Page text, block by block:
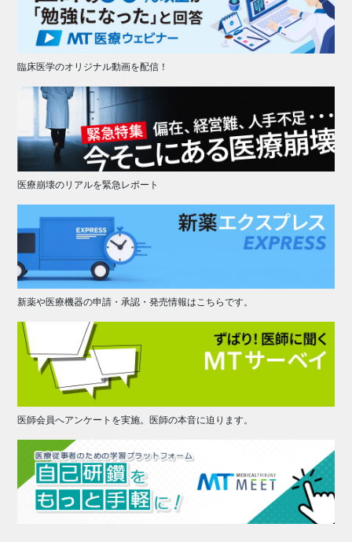
臨床医学のオリジナル動画を配信！
医療崩壊のリアルを緊急レポート
新薬や医療機器の申請・承認・発売情報はこちらです。
医師会員へアンケートを実施。医師の本音に迫ります。